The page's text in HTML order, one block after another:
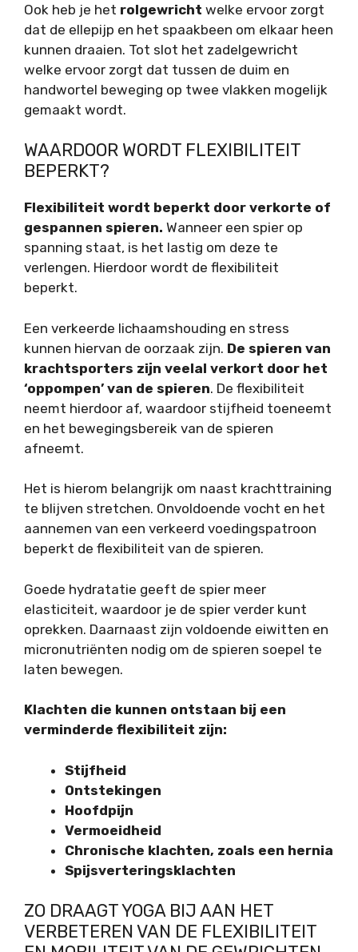
Ook heb je het rolgewricht welke ervoor zorgt
dat de ellepijp en het spaakbeen om elkaar heen
kunnen draaien. Tot slot het zadelgewricht
welke ervoor zorgt dat tussen de duim en
handwortel beweging op twee vlakken mogelijk
gemaakt wordt.
WAARDOOR WORDT FLEXIBILITEIT
BEPERKT?
Flexibiliteit wordt beperkt door verkorte of
gespannen spieren. Wanneer een spier op
spanning staat, is het lastig om deze te
verlengen. Hierdoor wordt de flexibiliteit
beperkt.
Een verkeerde lichaamshouding en stress
kunnen hiervan de oorzaak zijn. De spieren van
krachtsporters zijn veelal verkort door het
‘oppompen’ van de spieren. De flexibiliteit
neemt hierdoor af, waardoor stijfheid toeneemt
en het bewegingsbereik van de spieren
afneemt.
Het is hierom belangrijk om naast krachttraining
te blijven stretchen. Onvoldoende vocht en het
aannemen van een verkeerd voedingspatroon
beperkt de flexibiliteit van de spieren.
Goede hydratatie geeft de spier meer
elasticiteit, waardoor je de spier verder kunt
oprekken. Daarnaast zijn voldoende eiwitten en
micronutriënten nodig om de spieren soepel te
laten bewegen.
Klachten die kunnen ontstaan bij een
verminderde flexibiliteit zijn:
Stijfheid
Ontstekingen
Hoofdpijn
Vermoeidheid
Chronische klachten, zoals een hernia
Spijsverteringsklachten
ZO DRAAGT YOGA BIJ AAN HET
VERBETEREN VAN DE FLEXIBILITEIT